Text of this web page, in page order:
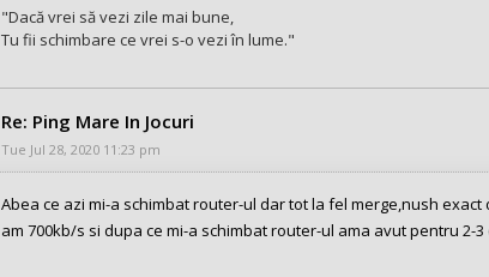
"Dacă vrei să vezi zile mai bune,
Tu fii schimbare ce vrei s-o vezi în lume."
Re: Ping Mare In Jocuri
Tue Jul 28, 2020 11:23 pm
Abea ce azi mi-a schimbat router-ul dar tot la fel merge,nush
am 700kb/s si dupa ce mi-a schimbat router-ul ama avut pentru 2-